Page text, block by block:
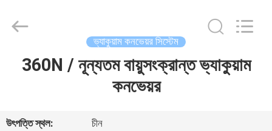
বাড়ি
Reserved.
ভ্যাকুয়াম কনভেয়র সিস্টেম
360N / নূন্যতম বায়ুসংক্রান্ত ভ্যাকুয়াম
কনভেয়র
উৎপত্তি স্থল:
চীন